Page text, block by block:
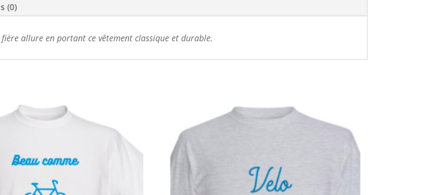
(0)
allure en portant ce vêtement classique et durable.